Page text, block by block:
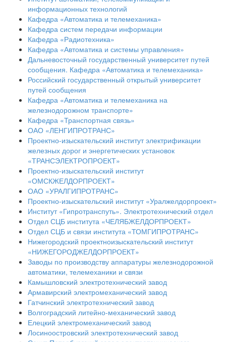
информационных технологий
Кафедра «Автоматика и телемеханика»
Кафедра систем передачи информации
Кафедра «Радиотехника»
Кафедра «Автоматика и системы управления»
Дальневосточный государственный университет путей
сообщения. Кафедра «Автоматика и телемеханика»
Российский государственный открытый университет
путей сообщения
Кафедра «Автоматика и телемеханика на
железнодорожном транспорте»
Кафедра «Транспортная связь»
ОАО «ЛЕНГИПРОТРАНС»
Проектно-изыскательский институт электрификации
железных дорог и энергетических установок
«ТРАНСЭЛЕКТРОПРОЕКТ»
Проектно-изыскательский институт
«ОМСКЖЕЛДОРПРОЕКТ»
ОАО «УРАЛГИПРОТРАНС»
Проектно-изыскательский институт «Уралжелдорпроект»
Институт «Гипротранспуть». Электротехнический отдел
Отдел СЦБ института «ЧЕЛЯБЖЕЛДОРПРОЕКТ»
Отдел СЦБ и связи института «ТОМГИПРОТРАНС»
Нижегородский проектноизыскательский институт
«НИЖЕГОРОДЖЕЛДОРПРОЕКТ»
Заводы по производству аппаратуры железнодорожной
автоматики, телемеханики и связи
Камышловский электротехнический завод
Армавирский электромеханический завод
Гатчинский электротехнический завод
Волгоградский литейно-механический завод
Елецкий электромеханический завод
Лосиноостровский электротехнический завод